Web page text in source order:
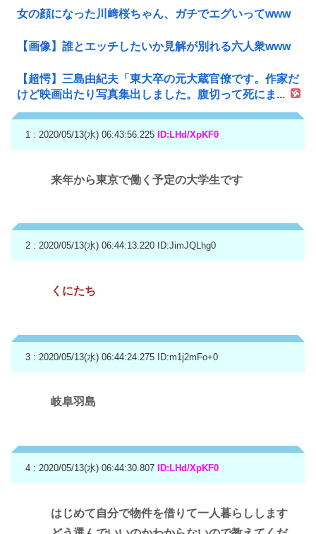
女の顔になった川﨑桜ちゃん、ガチでエグいってwww
【画像】誰とエッチしたいか見解が別れる六人衆www
【超愕】三島由紀夫「東大卒の元大蔵官僚です。作家だ
けど映画出たり写真集出しました。腹切って死にま...
1 : 2020/05/13(水) 06:43:56.225 ID:LHd/XpKF0
来年から東京で働く予定の大学生です
2 : 2020/05/13(水) 06:44:13.220 ID:JimJQLhg0
くにたち
3 : 2020/05/13(水) 06:44:24.275 ID:m1j2mFo+0
岐阜羽島
4 : 2020/05/13(水) 06:44:30.807 ID:LHd/XpKF0
はじめて自分で物件を借りて一人暮らしします